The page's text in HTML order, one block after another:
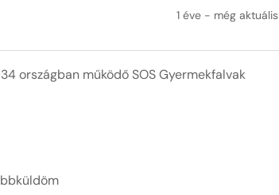
1 éve - még aktuális
országban működő SOS Gyermekfalvak